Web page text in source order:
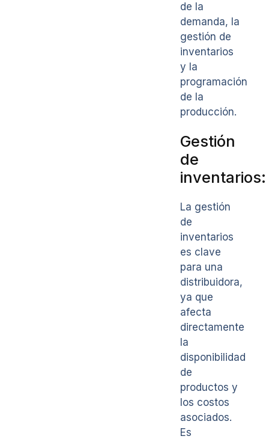
de la
demanda, la
gestión de
inventarios
y la
programación
de la
producción.
Gestión
de
inventarios:
La gestión
de
inventarios
es clave
para una
distribuidora,
ya que
afecta
directamente
la
disponibilidad
de
productos y
los costos
asociados.
Es